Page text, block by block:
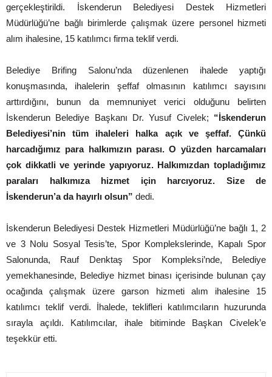
gerçekleştirildi. İskenderun Belediyesi Destek Hizmetleri
Müdürlüğü’ne bağlı birimlerde çalışmak üzere personel hizmeti
alım ihalesine, 15 katılımcı firma teklif verdi.
Belediye Brifing Salonu’nda düzenlenen ihalede yaptığı
konuşmasında, ihalelerin şeffaf olmasının katılımcı sayısını
arttırdığını, bunun da memnuniyet verici olduğunu belirten
İskenderun Belediye Başkanı Dr. Yusuf Civelek; “İskenderun
Belediyesi’nin tüm ihaleleri halka açık ve şeffaf. Çünkü
harcadığımız para halkımızın parası. O yüzden harcamaları
çok dikkatli ve yerinde yapıyoruz. Halkımızdan topladığımız
paraları halkımıza hizmet için harcıyoruz. Size de
İskenderun’a da hayırlı olsun” dedi.
İskenderun Belediyesi Destek Hizmetleri Müdürlüğü’ne bağlı 1, 2
ve 3 Nolu Sosyal Tesis’te, Spor Komplekslerinde, Kapalı Spor
Salonunda, Rauf Denktaş Spor Kompleksi’nde, Belediye
yemekhanesinde, Belediye hizmet binası içerisinde bulunan çay
ocağında çalışmak üzere garson hizmeti alım ihalesine 15
katılımcı teklif verdi. İhalede, teklifleri katılımcıların huzurunda
sırayla açıldı. Katılımcılar, ihale bitiminde Başkan Civelek’e
teşekkür etti.